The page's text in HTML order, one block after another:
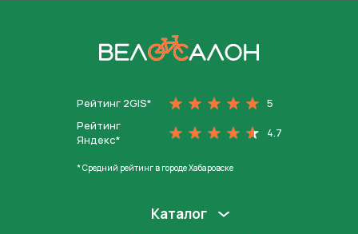
Рейтинг 2GIS*
5
Рейтинг
Яндекс*
4.7
* Средний рейтинг в городе Хабаровске
Каталог